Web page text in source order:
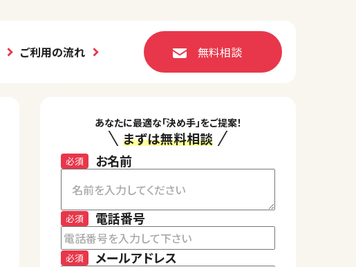
ご利用の流れ 無料相談
あなたに最適な「決め手」をご提案！
まずは無料相談
お名前
必須
電話番号
必須
メールアドレス
必須